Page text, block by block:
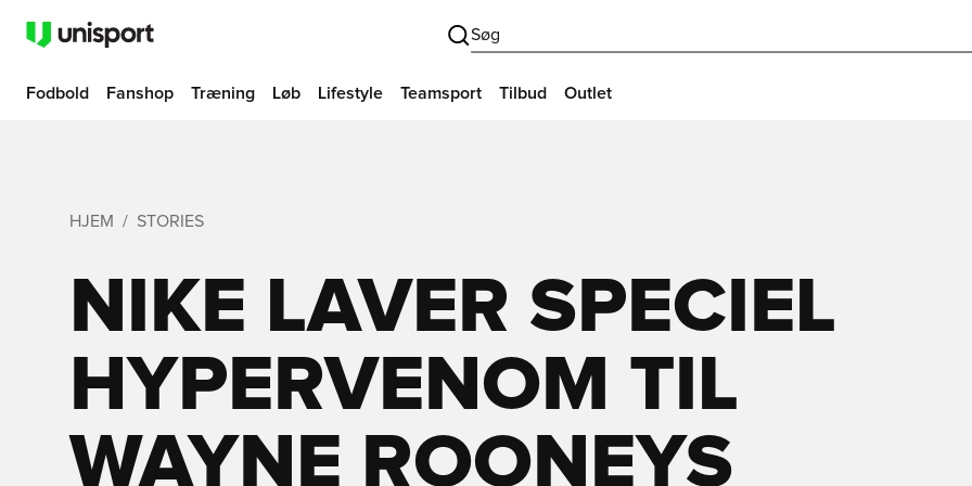
Søg
Fodbold Fanshop Træning Løb Lifestyle Teamsport Tilbud Outlet
HJEM STORIES
NIKE LAVER SPECIEL
HYPERVENOM TIL
WAYNE ROONEYS